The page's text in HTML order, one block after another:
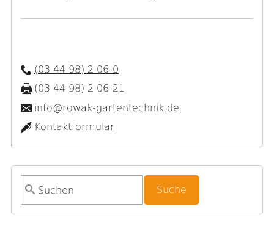
(03 44 98) 2 06-0
(03 44 98) 2 06-21
info@rowak-gartentechnik.de
Kontaktformular
S
u